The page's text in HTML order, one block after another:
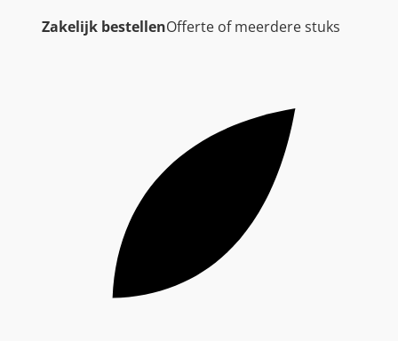
Zakelijk bestellenOfferte of meerdere stuks